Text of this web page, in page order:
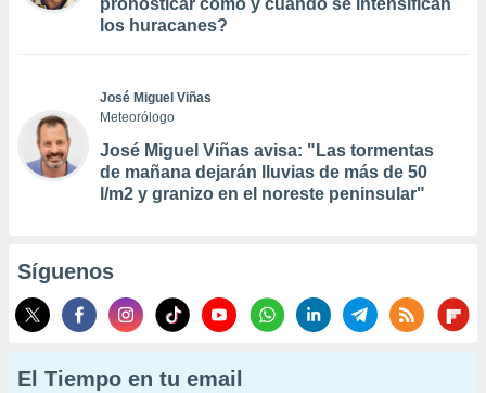
pronosticar cómo y cuándo se intensifican
los huracanes?
José Miguel Viñas
Meteorólogo
José Miguel Viñas avisa: "Las tormentas
de mañana dejarán lluvias de más de 50
l/m2 y granizo en el noreste peninsular"
Síguenos
El Tiempo en tu email